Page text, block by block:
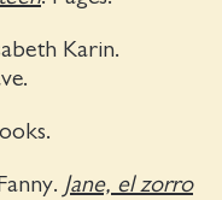
Karin.
Jane, el zorro